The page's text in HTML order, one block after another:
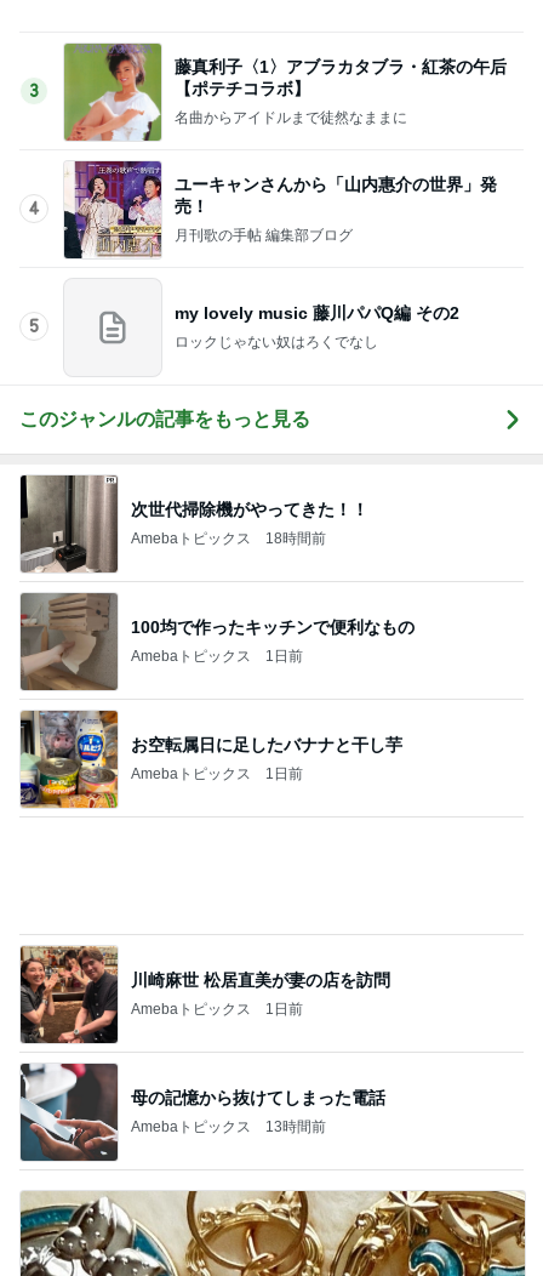
4
ユーキャンさんから「山内惠介の世界」発
売！
月刊歌の手帖 編集部ブログ
5
my lovely music 藤川パパQ編 その2
Amebaトピックス 18時間前
100均で作ったキッチンで便利なもの
Amebaトピックス 1日前
お空転属日に足したバナナと干し芋
Amebaトピックス 1日前
川崎麻世 松居直美が妻の店を訪問
Amebaトピックス 1日前
もちろん買うと決めた懐かしの新商品
Amebaトピックス 1日前